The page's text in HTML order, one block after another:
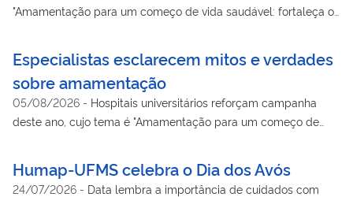
"Amamentação para um começo de vida saudável: fortaleça o
Especialistas esclarecem mitos e verdades
sobre amamentação
05/08/2026 - Hospitais universitários reforçam campanha
deste ano, cujo tema é "Amamentação para um começo de
Humap-UFMS celebra o Dia dos Avós
24/07/2026 - Data lembra a importância de cuidados com